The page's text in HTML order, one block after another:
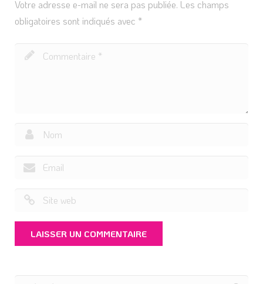
Votre adresse e-mail ne sera pas publiée. Les champs
obligatoires sont indiqués avec *